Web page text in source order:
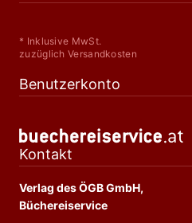
* Inklusive MwSt.
zuzüglich Versandkosten
Benutzerkonto
Kontakt
Verlag des ÖGB GmbH,
Büchereiservice